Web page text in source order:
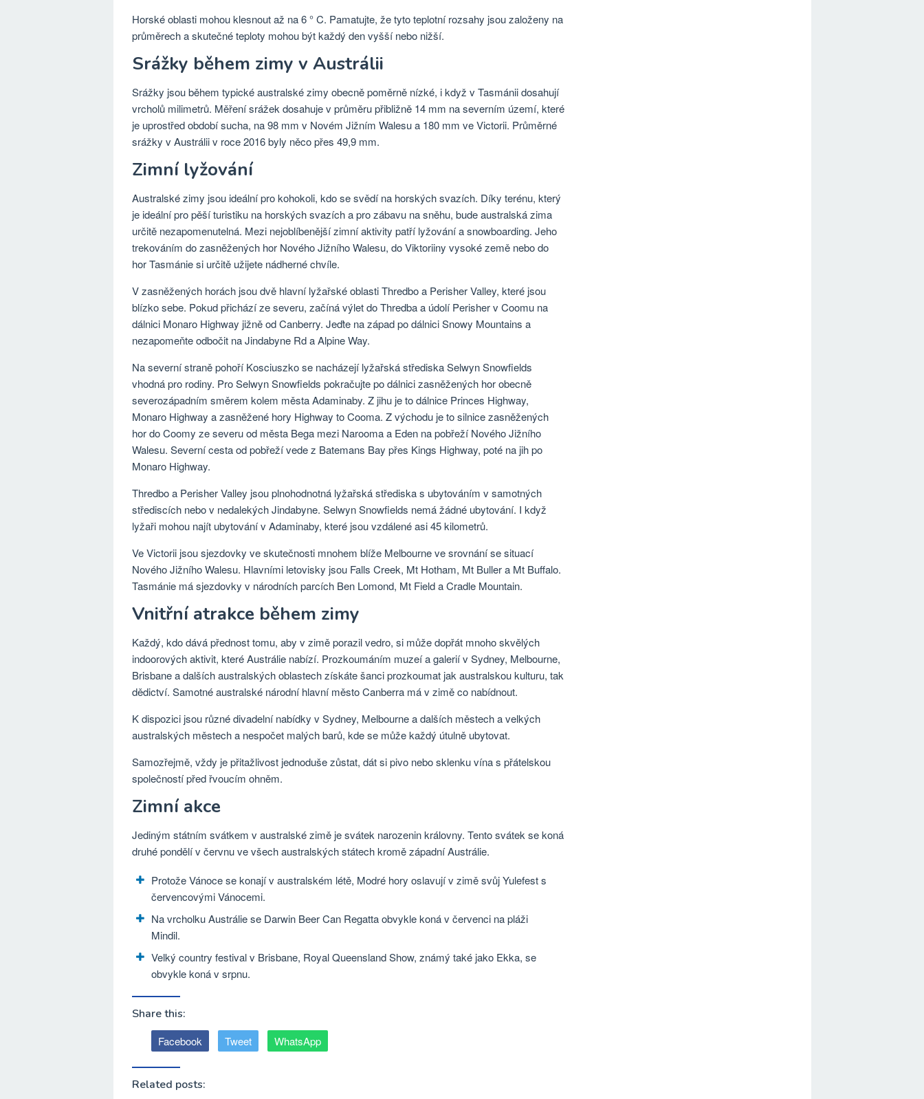
Horské oblasti mohou klesnout až na 6 ° C. Pamatujte, že tyto teplotní rozsahy jsou založeny na
průměrech a skutečné teploty mohou být každý den vyšší nebo nižší.
Srážky během zimy v Austrálii
Srážky jsou během typické australské zimy obecně poměrně nízké, i když v Tasmánii dosahují
vrcholů milimetrů. Měření srážek dosahuje v průměru přibližně 14 mm na severním území, které
je uprostřed období sucha, na 98 mm v Novém Jižním Walesu a 180 mm ve Victorii. Průměrné
srážky v Austrálii v roce 2016 byly něco přes 49,9 mm.
Zimní lyžování
Australské zimy jsou ideální pro kohokoli, kdo se svědí na horských svazích. Díky terénu, který
je ideální pro pěší turistiku na horských svazích a pro zábavu na sněhu, bude australská zima
určitě nezapomenutelná. Mezi nejoblíbenější zimní aktivity patří lyžování a snowboarding. Jeho
trekováním do zasněžených hor Nového Jižního Walesu, do Viktoriiny vysoké země nebo do
hor Tasmánie si určitě užijete nádherné chvíle.
V zasněžených horách jsou dvě hlavní lyžařské oblasti Thredbo a Perisher Valley, které jsou
blízko sebe. Pokud přichází ze severu, začíná výlet do Thredba a údolí Perisher v Coomu na
dálnici Monaro Highway jižně od Canberry. Jeďte na západ po dálnici Snowy Mountains a
nezapomeňte odbočit na Jindabyne Rd a Alpine Way.
Na severní straně pohoří Kosciuszko se nacházejí lyžařská střediska Selwyn Snowfields
vhodná pro rodiny. Pro Selwyn Snowfields pokračujte po dálnici zasněžených hor obecně
severozápadním směrem kolem města Adaminaby. Z jihu je to dálnice Princes Highway,
Monaro Highway a zasněžené hory Highway to Cooma. Z východu je to silnice zasněžených
hor do Coomy ze severu od města Bega mezi Narooma a Eden na pobřeží Nového Jižního
Walesu. Severní cesta od pobřeží vede z Batemans Bay přes Kings Highway, poté na jih po
Monaro Highway.
Thredbo a Perisher Valley jsou plnohodnotná lyžařská střediska s ubytováním v samotných
střediscích nebo v nedalekých Jindabyne. Selwyn Snowfields nemá žádné ubytování. I když
lyžaři mohou najít ubytování v Adaminaby, které jsou vzdálené asi 45 kilometrů.
Ve Victorii jsou sjezdovky ve skutečnosti mnohem blíže Melbourne ve srovnání se situací
Nového Jižního Walesu. Hlavními letovisky jsou Falls Creek, Mt Hotham, Mt Buller a Mt Buffalo.
Tasmánie má sjezdovky v národních parcích Ben Lomond, Mt Field a Cradle Mountain.
Vnitřní atrakce během zimy
Každý, kdo dává přednost tomu, aby v zimě porazil vedro, si může dopřát mnoho skvělých
indoorových aktivit, které Austrálie nabízí. Prozkoumáním muzeí a galerií v Sydney, Melbourne,
Brisbane a dalších australských oblastech získáte šanci prozkoumat jak australskou kulturu, tak
dědictví. Samotné australské národní hlavní město Canberra má v zimě co nabídnout.
K dispozici jsou různé divadelní nabídky v Sydney, Melbourne a dalších městech a velkých
australských městech a nespočet malých barů, kde se může každý útulně ubytovat.
Samozřejmě, vždy je přitažlivost jednoduše zůstat, dát si pivo nebo sklenku vína s přátelskou
společností před řvoucím ohněm.
Zimní akce
Jediným státním svátkem v australské zimě je svátek narozenin královny. Tento svátek se koná
druhé pondělí v červnu ve všech australských státech kromě západní Austrálie.
Protože Vánoce se konají v australském létě, Modré hory oslavují v zimě svůj Yulefest s
červencovými Vánocemi.
Na vrcholku Austrálie se Darwin Beer Can Regatta obvykle koná v červenci na pláži
Mindil.
Velký country festival v Brisbane, Royal Queensland Show, známý také jako Ekka, se
obvykle koná v srpnu.
Share this:
Facebook Tweet WhatsApp
Related posts: